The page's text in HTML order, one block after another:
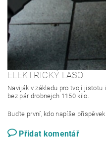
ELEKTRICKÝ LASO
Naviják v základu pro tvojí
bez pár drobnejch 1150 kilo.
Buďte první, kdo napíše
Přidat komentář